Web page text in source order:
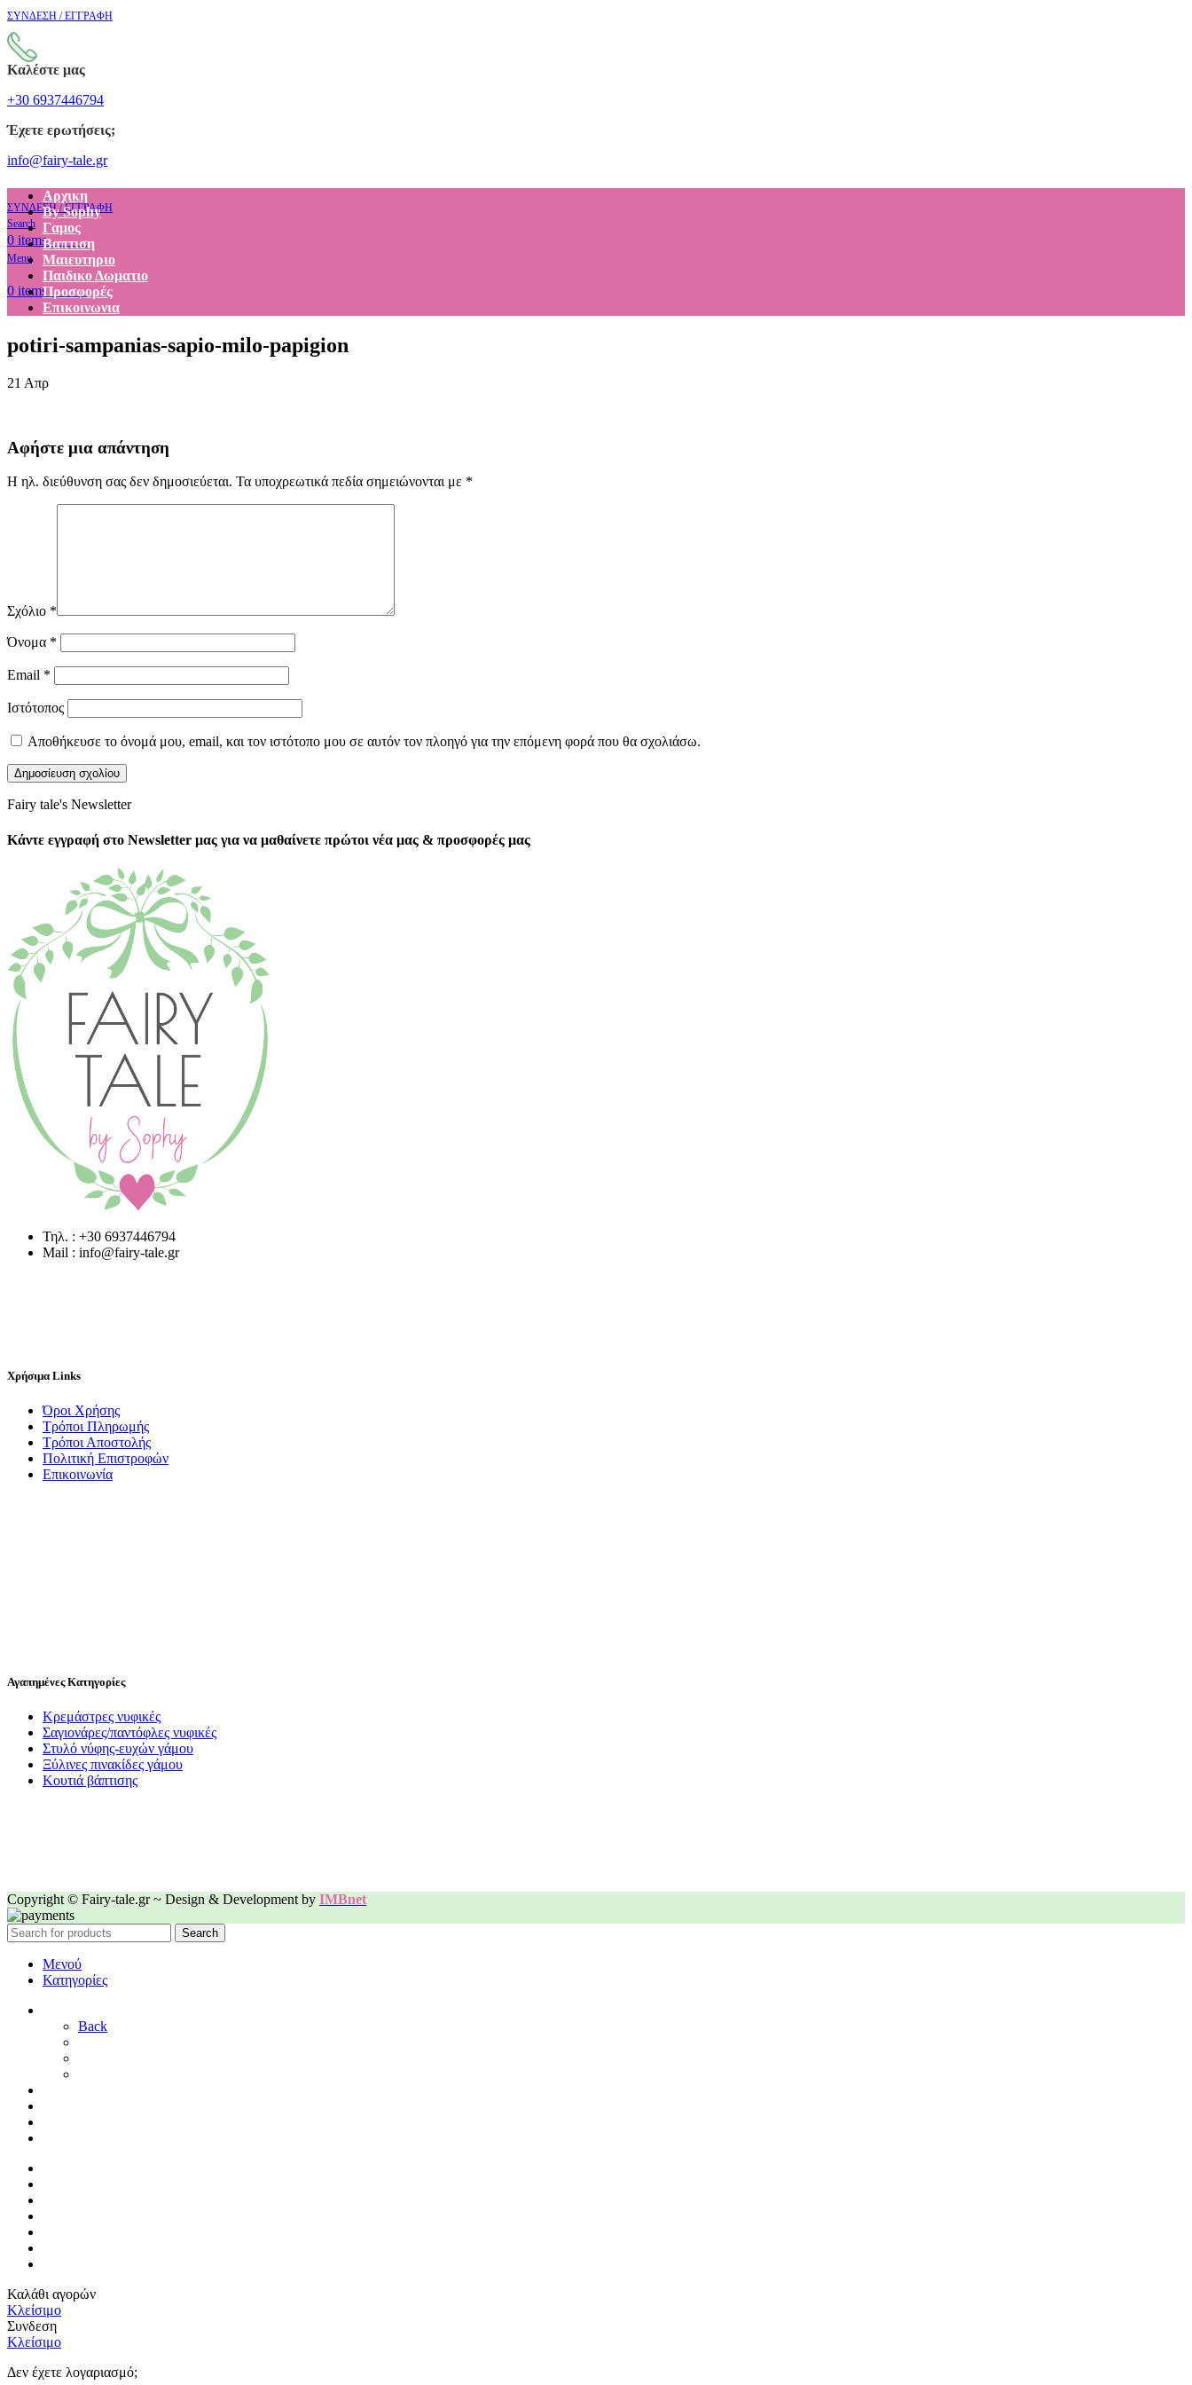
ΣΥΝΔΕΣΗ / ΕΓΓΡΑΦΗ
Καλέστε μας
+30 6937446794
Έχετε ερωτήσεις;
info@fairy-tale.gr
ΣΥΝΔΕΣΗ / ΕΓΓΡΑΦΗ
Search
0 items €0.00
Menu
0 items €0.00
Αρχικη
By Sophy
Γαμος
Βαπτιση
Μαιευτηριο
Παιδικο Δωματιο
Προσφορές
Επικοινωνια
potiri-sampanias-sapio-milo-papigion
21 Απρ
Αφήστε μια απάντηση
Η ηλ. διεύθυνση σας δεν δημοσιεύεται. Τα υποχρεωτικά πεδία σημειώνονται με *
Σχόλιο *
Όνομα *
Email *
Ιστότοπος
Αποθήκευσε το όνομά μου, email, και τον ιστότοπο μου σε αυτόν τον πλοηγό για την επόμενη φορά που θα σχολιάσω.
Fairy tale's Newsletter
Κάντε εγγραφή στο Newsletter μας για να μαθαίνετε πρώτοι νέα μας & προσφορές μας
Τηλ. : +30 6937446794
Mail : info@fairy-tale.gr
Χρήσιμα Links
Όροι Χρήσης
Τρόποι Πληρωμής
Τρόποι Αποστολής
Πολιτική Επιστροφών
Επικοινωνία
Αγαπημένες Κατηγορίες
Κρεμάστρες νυφικές
Σαγιονάρες/παντόφλες νυφικές
Στυλό νύφης-ευχών γάμου
Ξύλινες πινακίδες γάμου
Κουτιά βάπτισης
Copyright © Fairy-tale.gr ~ Design & Development by IMBnet
Search
Μενού
Κατηγορίες
Back
Καλάθι αγορών
Κλείσιμο
Συνδεση
Κλείσιμο
Δεν έχετε λογαριασμό;